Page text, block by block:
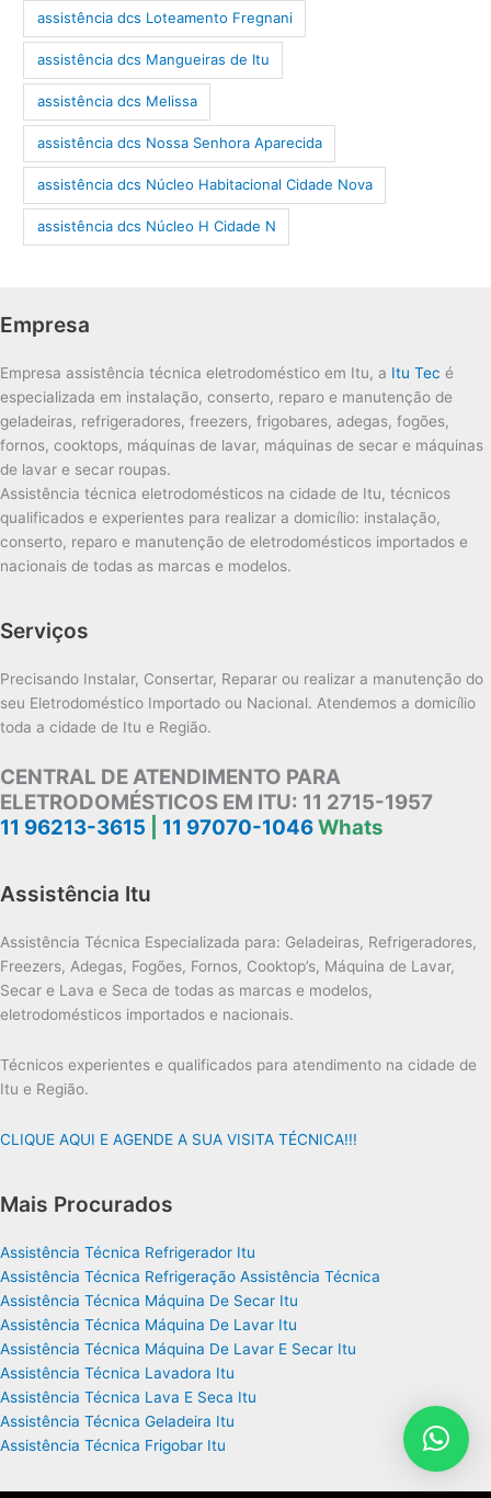
assistência dcs Loteamento Fregnani
assistência dcs Mangueiras de Itu
assistência dcs Melissa
assistência dcs Nossa Senhora Aparecida
assistência dcs Núcleo Habitacional Cidade Nova
assistência dcs Núcleo H Cidade N
Empresa
Empresa assistência técnica eletrodoméstico em Itu, a Itu Tec é
especializada em instalação, conserto, reparo e manutenção de
geladeiras, refrigeradores, freezers, frigobares, adegas, fogões,
fornos, cooktops, máquinas de lavar, máquinas de secar e máquinas
de lavar e secar roupas.
Assistência técnica eletrodomésticos na cidade de Itu, técnicos
qualificados e experientes para realizar a domicílio: instalação,
conserto, reparo e manutenção de eletrodomésticos importados e
nacionais de todas as marcas e modelos.
Serviços
Precisando Instalar, Consertar, Reparar ou realizar a manutenção do
seu Eletrodoméstico Importado ou Nacional. Atendemos a domicílio
toda a cidade de Itu e Região.
CENTRAL DE ATENDIMENTO PARA
ELETRODOMÉSTICOS EM ITU: 11 2715-1957
11 96213-3615
11 97070-1046Whats
Assistência Itu
Assistência Técnica Especializada para: Geladeiras, Refrigeradores,
Freezers, Adegas, Fogões, Fornos, Cooktop’s, Máquina de Lavar,
Secar e Lava e Seca de todas as marcas e modelos,
eletrodomésticos importados e nacionais.
Técnicos experientes e qualificados para atendimento na cidade de
Itu e Região.
CLIQUE AQUI E AGENDE A SUA VISITA TÉCNICA!!!
Mais Procurados
Assistência Técnica Refrigerador Itu
Assistência Técnica Refrigeração Assistência Técnica
Assistência Técnica Máquina De Secar Itu
Assistência Técnica Máquina De Lavar Itu
Assistência Técnica Máquina De Lavar E Secar Itu
Assistência Técnica Lavadora Itu
Assistência Técnica Lava E Seca Itu
Assistência Técnica Geladeira Itu
Assistência Técnica Frigobar Itu